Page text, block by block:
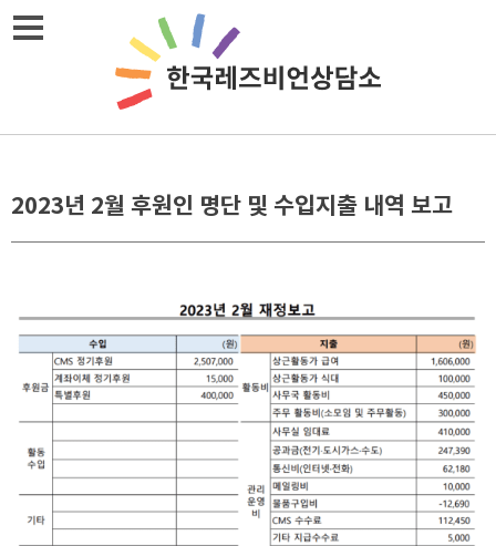
Skip
2023년 2월 후원인 명단 및 수입지출 내역 보고